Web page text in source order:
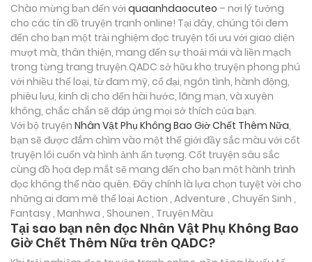
Chào mừng bạn đến với quaanhdaocuteo – nơi lý tưởng
cho các tín đồ truyện tranh online! Tại đây, chúng tôi đem
đến cho bạn một trải nghiệm đọc truyện tối ưu với giao diện
mượt mà, thân thiện, mang đến sự thoải mái và liền mạch
trong từng trang truyện.QADC sở hữu kho truyện phong phú
với nhiều thể loại, từ đam mỹ, cổ đại, ngôn tình, hành động,
phiêu lưu, kinh dị cho đến hài hước, lãng mạn, và xuyên
không, chắc chắn sẽ đáp ứng mọi sở thích của bạn.
Với bộ truyện Nhân Vật Phụ Không Bao Giờ Chết Thêm Nữa,
bạn sẽ được đắm chìm vào một thế giới đầy sắc màu với cốt
truyện lôi cuốn và hình ảnh ấn tượng. Cốt truyện sâu sắc
cùng đồ họa đẹp mắt sẽ mang đến cho bạn một hành trình
đọc không thể nào quên. Đây chính là lựa chọn tuyệt vời cho
những ai đam mê thể loại Action , Adventure , Chuyển Sinh ,
Fantasy , Manhwa , Shounen , Truyện Màu
Tại sao bạn nên đọc Nhân Vật Phụ Không Bao
Giờ Chết Thêm Nữa trên QADC?